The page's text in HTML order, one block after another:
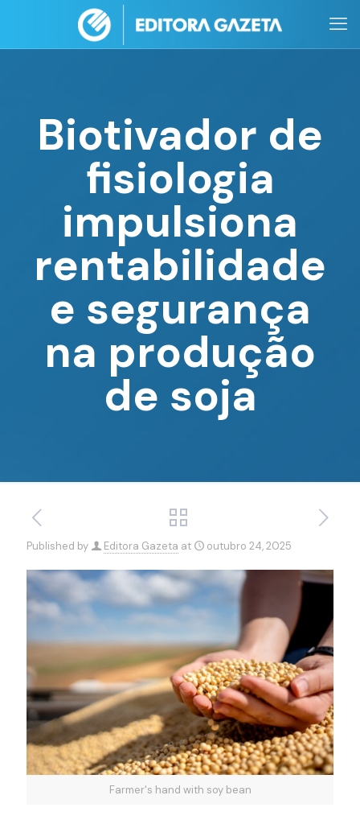
Biotivador de
fisiologia
impulsiona
rentabilidade
e segurança
na produção
de soja
Published by Editora Gazeta at outubro 24, 2025
Farmer's hand with soy bean